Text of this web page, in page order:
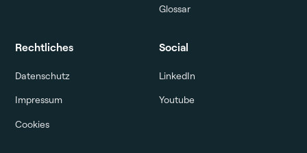
Glossar
Rechtliches
Datenschutz
Impressum
Cookies
Social
LinkedIn
Youtube